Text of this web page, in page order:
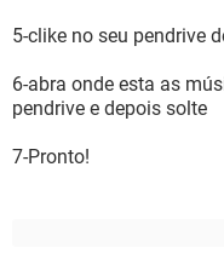
5-clike no seu pendrive
6-abra onde esta as
pendrive e depois solte
7-Pronto!